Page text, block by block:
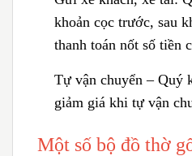
khoản cọc trước, sau
thanh toán nốt số tiền
Tự vận chuyển – Quý
giảm giá khi tự vận
Một số bộ đồ thờ